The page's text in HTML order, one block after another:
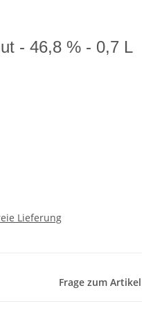
- 46,8 % - 0,7 L
Lieferung
Frage zum Artikel